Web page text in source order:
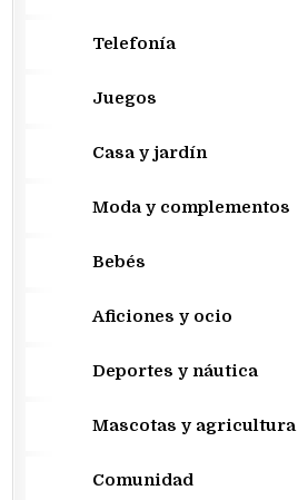
Telefonía
Juegos
Casa y jardín
Moda y complementos
Bebés
Aficiones y ocio
Deportes y náutica
Mascotas y agricultura
Comunidad